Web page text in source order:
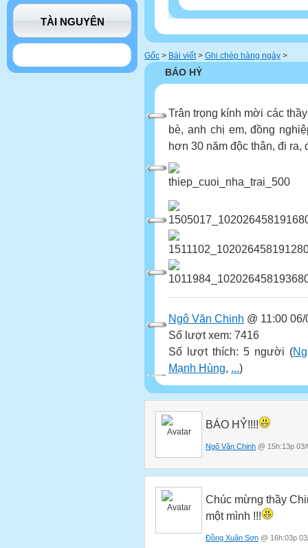
TÀI NGUYÊN
Gốc > Bài viết> Ghi chép hàng ngày >
BÁO HỶ
Trân trọng kính mời các
bè, anh chị em, đồng
hơn 30 năm độc thân, đi ra,
Ngô Văn Chinh @ 11:00
Số lượt xem: 7416
Số lượt thích: 5 người (
Mạnh Hùng
)
BÁO HỶ!!!!
Ngô Văn Chinh @ 15h:13p
Chúc mừng thầy
một mình !!!
Đồng Xuân Sơn @ 16h:03p